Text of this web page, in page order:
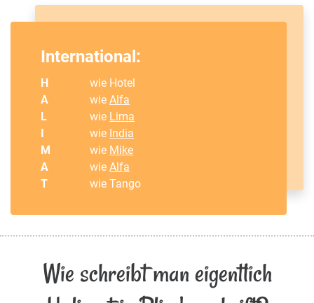
International:
H
wie Hotel
A
wieAlfa
L
wie Lima
I
wie India
M
wie Mike
A
wieAlfa
T
wie Tango
Wie schreibt man eigentlich